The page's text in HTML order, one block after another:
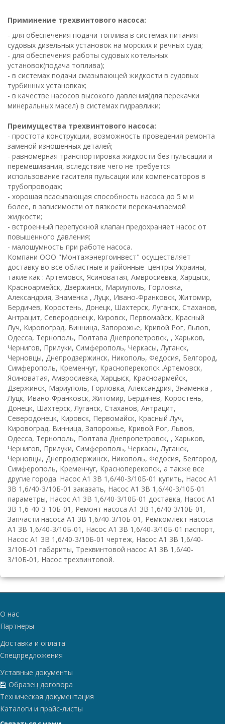
Приминение трехвинтового насоса:
- для обеспечения подачи топлива в системах питания
судовых дизельных установок на морских и речных суда;
- для обеспечения работы судовых котельных
установок(подача топлива);
- в системах подачи смазывающей жидкости в судовых
турбинных установках;
- в качестве насосов высокого давления(для перекачки
минеральных масел) в системах гидравлики;
Преимущества трехвинтового насоса:
- простота конструкции, возможность проведения ремонта
заменой изношенных деталей;
- равномерная транспортировка жидкости без пульсации и
перемешивания, вследствие чего не требуется
использование гасителя пульсации или компенсаторов в
трубопроводах;
- хорошая всасывающая способность насоса до 5 м и
более, в зависимости от вязкости перекачиваемой
жидкости;
- встроенный перепускной клапан предохраняет насос от
повышенного давления;
- малошумность при работе насоса.
Компани ООО "Монтажэнергоинвест" осуществляет
доставку во все областные и районные центры Украины,
такие как : Артемовск, Ясиноватая, Амвросиевка, Харцыск,
Красноармейск, Дзержинск, Мариуполь, Горловка,
Александрия, Знаменка , Луцк, Ивано-Франковск, Житомир,
Бердичев, Коростень, Донецк, Шахтерск, Луганск, Стаханов,
Антрацит, Северодонецк, Кировск, Первомайск, Красный
Луч, Кировоград, Винница, Запорожье, Кривой Рог, Львов,
Одесса, Тернополь, Полтава Днепропетровск, , Харьков,
Чернигов, Прилуки, Симферополь, Черкасы, Луганск,
Черновцы, Днепродзержинск, Никополь, Федосия, Белгород,
Симферополь, Кременчуг, Красноперекопск .Артемовск,
Ясиноватая, Амвросиевка, Харцыск, Красноармейск,
Дзержинск, Мариуполь, Горловка, Александрия, Знаменка ,
Луцк, Ивано-Франковск, Житомир, Бердичев, Коростень,
Донецк, Шахтерск, Луганск, Стаханов, Антрацит,
Северодонецк, Кировск, Первомайск, Красный Луч,
Кировоград, Винница, Запорожье, Кривой Рог, Львов,
Одесса, Тернополь, Полтава Днепропетровск, , Харьков,
Чернигов, Прилуки, Симферополь, Черкасы, Луганск,
Черновцы, Днепродзержинск, Никополь, Федосия, Белгород,
Симферополь, Кременчуг, Красноперекопск, а также все
другие города. Насос А1 3В 1,6/40-3/10Б-01 купить, Насос А1
3В 1,6/40-3/10Б-01 заказать, Насос А1 3В 1,6/40-3/10Б-01
параметры, Насос А1 3В 1,6/40-3/10Б-01 доставка, Насос А1
3В 1,6-40-3-10Б-01, Ремонт насоса А1 3В 1,6/40-3/10Б-01,
Запчасти насоса А1 3В 1,6/40-3/10Б-01, Ремкомлект насоса
А1 3В 1,6/40-3/10Б-01, Насос А1 3В 1,6/40-3/10Б-01 паспорт,
Насос А1 3В 1,6/40-3/10Б-01 чертеж, Насос А1 3В 1,6/40-
3/10Б-01 габариты, Трехвинтовой насос А1 3В 1,6/40-
3/10Б-01, Насос трехвинтовой.
О нас
Партнеры
Доставка и оплата
Спецпредложения
Уставные документы
Образец договора
Техническая документация
Каталоги и прайс-листы